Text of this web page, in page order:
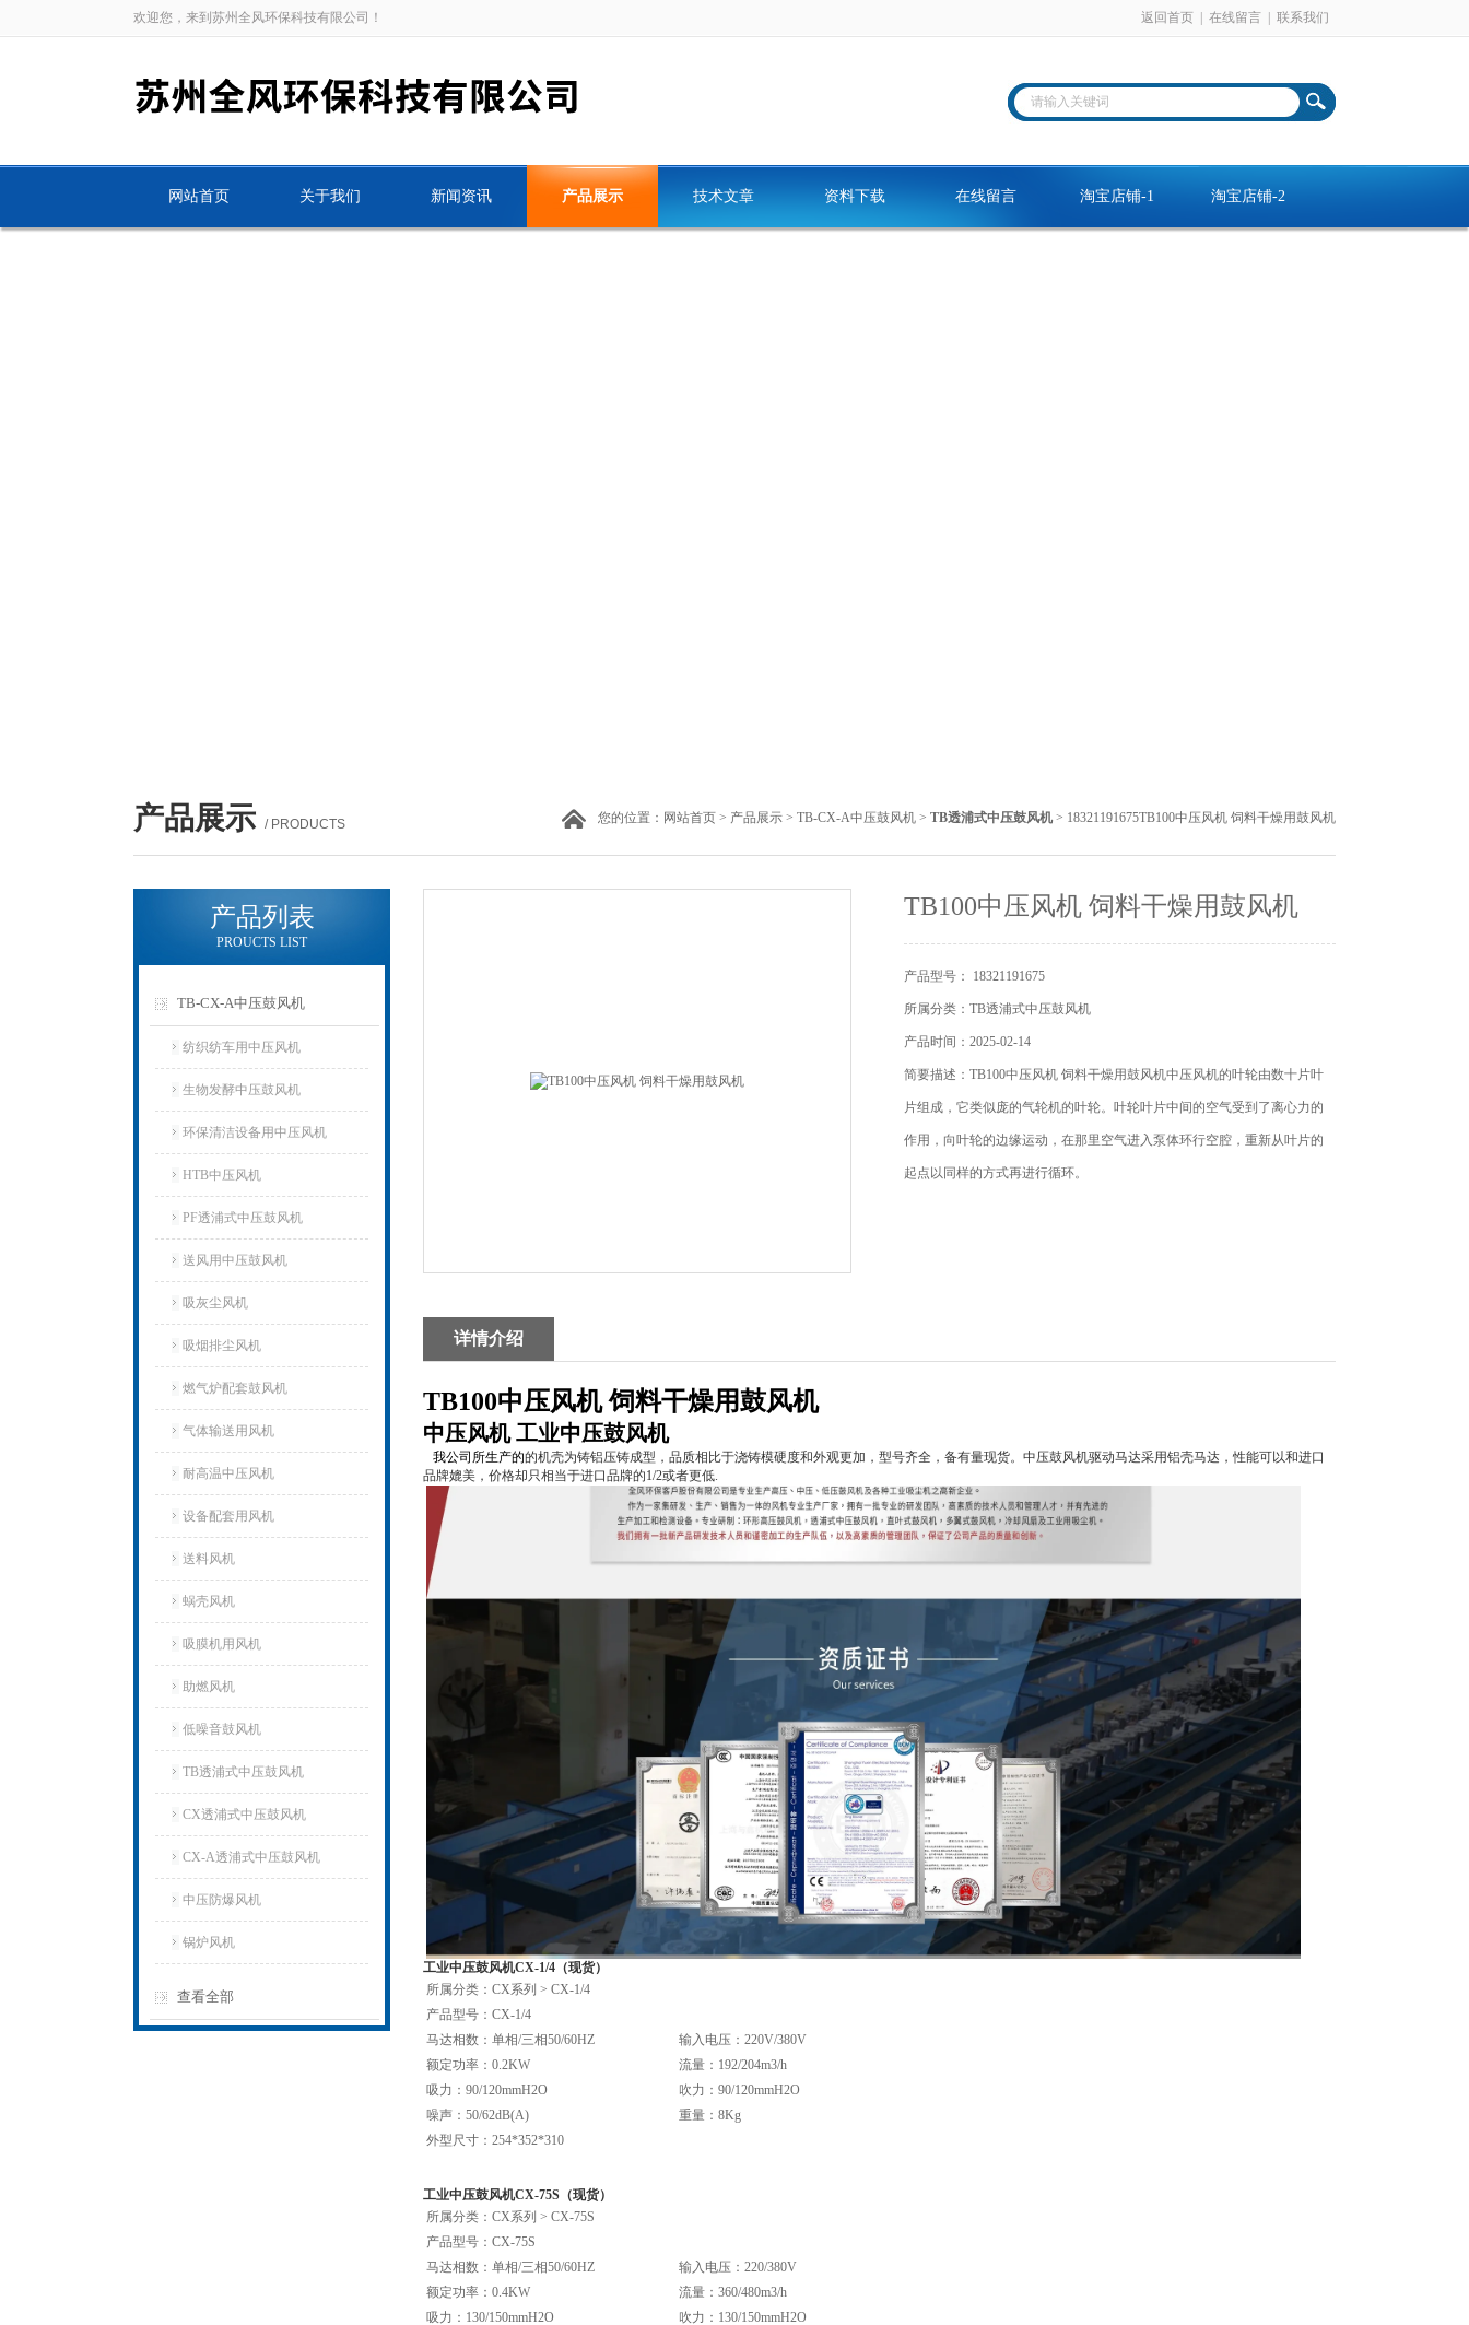
欢迎您，来到苏州全风环保科技有限公司！ 返回首页 在线留言 联系我们
网站首页 关于我们 新闻资讯 产品展示 技术文章 资料下载 在线留言 淘宝店铺-1 淘宝店铺-2
产品展示 / PRODUCTS 您的位置： 网站首页 > 产品展示 > TB-CX-A中压鼓风机 > TB透浦式中压鼓风机 > 18321191675TB100中压风机 饲料干燥用鼓风机
产品列表
PROUCTS LIST
TB-CX-A中压鼓风机
纺织纺车用中压风机
生物发酵中压鼓风机
环保清洁设备用中压风机
HTB中压风机
PF透浦式中压鼓风机
送风用中压鼓风机
吸灰尘风机
吸烟排尘风机
燃气炉配套鼓风机
气体输送用风机
耐高温中压风机
设备配套用风机
送料风机
蜗壳风机
吸膜机用风机
助燃风机
低噪音鼓风机
TB透浦式中压鼓风机
CX透浦式中压鼓风机
CX-A透浦式中压鼓风机
中压防爆风机
锅炉风机
查看全部
TB100中压风机 饲料干燥用鼓风机
产品型号： 18321191675
所属分类：TB透浦式中压鼓风机
产品时间：2025-02-14
简要描述：TB100中压风机 饲料干燥用鼓风机中压风机的叶轮由数十片叶
片组成，它类似庞的气轮机的叶轮。叶轮叶片中间的空气受到了离心力的
作用，向叶轮的边缘运动，在那里空气进入泵体环行空腔，重新从叶片的
起点以同样的方式再进行循环。
详情介绍
TB100中压风机 饲料干燥用鼓风机
中压风机 工业中压鼓风机
我公司所生产的的机壳为铸铝压铸成型，品质相比于浇铸模硬度和外观更加 ，型号齐全，备有量现货。中压鼓风机驱动马达采用铝壳马达，性能可以和进口
品牌媲美，价格却只相当于进口品牌的1/2或者更低.
工业中压鼓风机CX-1/4（现货）
所属分类：CX系列 > CX-1/4
产品型号：CX-1/4
马达相数：单相/三相50/60HZ
输入电压：220V/380V
额定功率：0.2KW
流量：192/204m3/h
吸力：90/120mmH2O
吹力：90/120mmH2O
噪声：50/62dB(A)
重量：8Kg
外型尺寸：254*352*310
工业中压鼓风机CX-75S（现货）
所属分类：CX系列 > CX-75S
产品型号：CX-75S
马达相数：单相/三相50/60HZ
输入电压：220/380V
额定功率：0.4KW
流量：360/480m3/h
吸力：130/150mmH2O
吹力：130/150mmH2O